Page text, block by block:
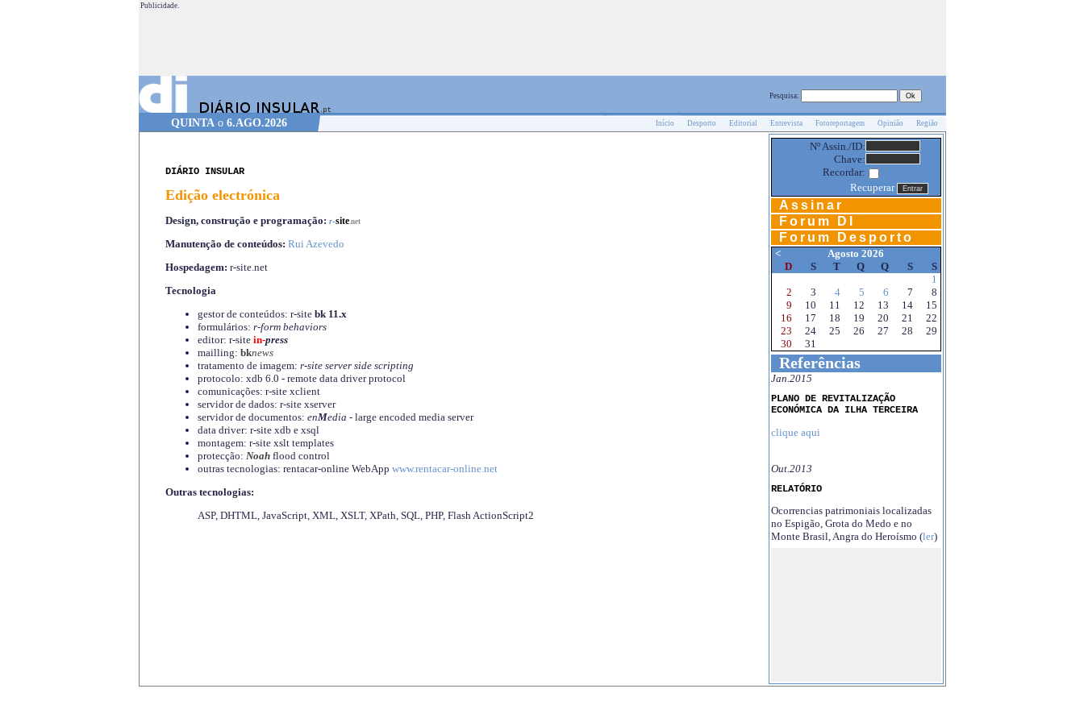
Publicidade.
Pesquisa:
QUINTA o 6.AGO.2026 Início Desporto Editorial Entrevista Fotoreportagem Opinião Região
DIÁRIO INSULAR
Edição electrónica
Design, construção e programação: r-site.net
Manutenção de conteúdos: Rui Azevedo
Hospedagem: r-site.net
Tecnologia
gestor de conteúdos: r-site bk 11.x
formulários: r-form behaviors
editor: r-site in-press
mailling: bknews
tratamento de imagem: r-site server side scripting
protocolo: xdb 6.0 - remote data driver protocol
comunicações: r-site xclient
servidor de dados: r-site xserver
servidor de documentos: enMedia - large encoded media server
data driver: r-site xdb e xsql
montagem: r-site xslt templates
protecção: Noahflood control
outras tecnologias: rentacar-online WebApp www.rentacar-online.net
Outras tecnologias:
ASP, DHTML, JavaScript, XML, XSLT, XPath, SQL, PHP, Flash ActionScript2
Nº Assin./ID:
Chave:
Recordar:
Recuperar
Assinar
Forum DI
Forum Desporto
<
Agosto 2026
D
S T Q Q S
S
1
2
3 4 5 6 7
8
9
10 11 12 13 14
15
16
17 18 19 20 21
22
23
24 25 26 27 28
29
30
31
Referências
Jan.2015
PLANO DE REVITALIZAÇÃO
ECONÓMICA DA ILHA TERCEIRA
clique aqui
Out.2013
RELATÓRIO
Ocorrencias patrimoniais localizadas
no Espigão, Grota do Medo e no
Monte Brasil, Angra do Heroísmo (ler)